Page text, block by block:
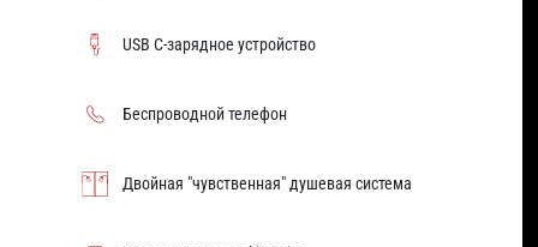
USB C-зарядное устройство
Беспроводной телефон
Двойная "чувственная" душевая система